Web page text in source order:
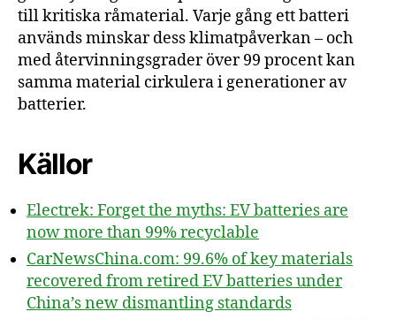
till kritiska råmaterial. Varje gång ett batteri
används minskar dess klimatpåverkan – och
med återvinningsgrader över 99 procent kan
samma material cirkulera i generationer av
batterier.
Källor
Electrek: Forget the myths: EV batteries are
now more than 99% recyclable
CarNewsChina.com: 99.6% of key materials
recovered from retired EV batteries under
China’s new dismantling standards